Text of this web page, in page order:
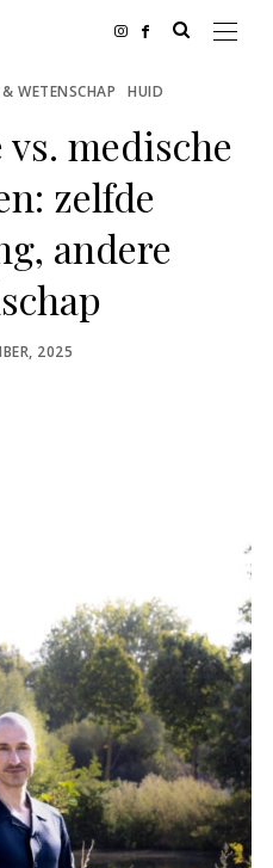
WETENSCHAP HUID
medische
zelfde
andere
2025